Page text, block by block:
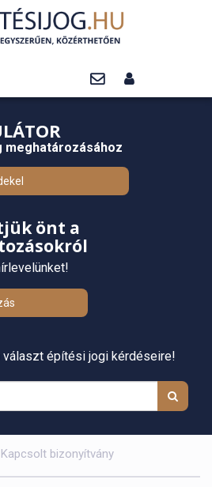
meghatározásához
önt a
választ építési jogi kérdéseire!
Kapcsolt bizonyítvány